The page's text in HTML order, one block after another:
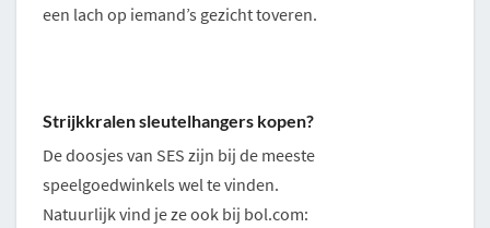
een lach op iemand’s gezicht toveren.
Strijkkralen sleutelhangers kopen?
De doosjes van SES zijn bij de meeste
speelgoedwinkels wel te vinden.
Natuurlijk vind je ze ook bij bol.com: